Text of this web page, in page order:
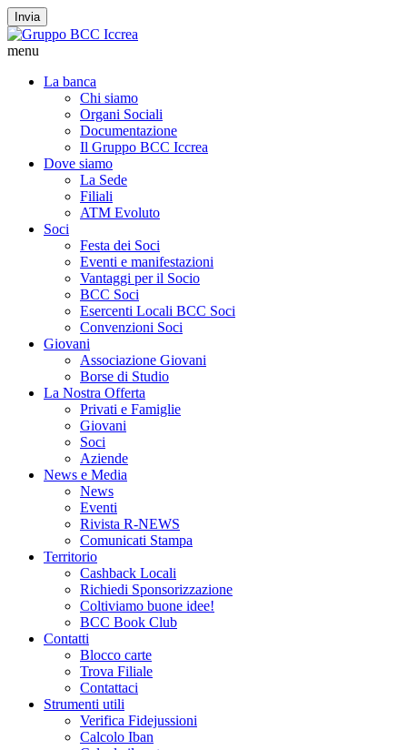
Invia
menu
La banca
Chi siamo
Organi Sociali
Documentazione
Il Gruppo BCC Iccrea
Dove siamo
La Sede
Filiali
ATM Evoluto
Soci
Festa dei Soci
Eventi e manifestazioni
Vantaggi per il Socio
BCC Soci
Esercenti Locali BCC Soci
Convenzioni Soci
Giovani
Associazione Giovani
Borse di Studio
La Nostra Offerta
Privati e Famiglie
Giovani
Soci
Aziende
News e Media
News
Eventi
Rivista R-NEWS
Comunicati Stampa
Territorio
Cashback Locali
Richiedi Sponsorizzazione
Coltiviamo buone idee!
BCC Book Club
Contatti
Blocco carte
Trova Filiale
Contattaci
Strumenti utili
Verifica Fidejussioni
Calcolo Iban